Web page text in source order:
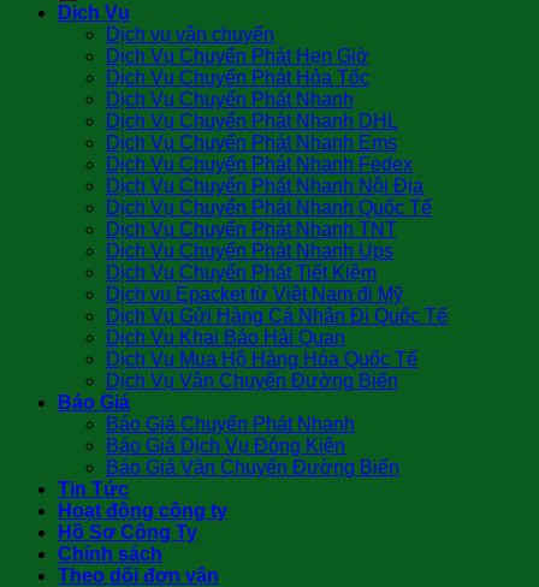
Dịch Vụ
Dịch vụ vận chuyển
Dịch Vụ Chuyển Phát Hẹn Giờ
Dịch Vụ Chuyển Phát Hỏa Tốc
Dịch Vụ Chuyển Phát Nhanh
Dịch Vụ Chuyển Phát Nhanh DHL
Dịch Vụ Chuyển Phát Nhanh Ems
Dịch Vụ Chuyển Phát Nhanh Fedex
Dịch Vụ Chuyển Phát Nhanh Nội Địa
Dịch Vụ Chuyển Phát Nhanh Quốc Tế
Dịch Vụ Chuyển Phát Nhanh TNT
Dịch Vụ Chuyển Phát Nhanh Ups
Dịch Vụ Chuyển Phát Tiết Kiệm
Dịch vụ Epacket từ Việt Nam đi Mỹ
Dịch Vụ Gửi Hàng Cá Nhân Đi Quốc Tế
Dịch Vụ Khai Báo Hải Quan
Dịch Vụ Mua Hộ Hàng Hóa Quốc Tế
Dịch Vụ Vận Chuyển Đường Biển
Báo Giá
Báo Giá Chuyển Phát Nhanh
Báo Giá Dịch Vụ Đóng Kiện
Báo Giá Vận Chuyển Đường Biển
Tin Tức
Hoạt động công ty
Hồ Sơ Công Ty
Chính sách
Theo dõi đơn vận